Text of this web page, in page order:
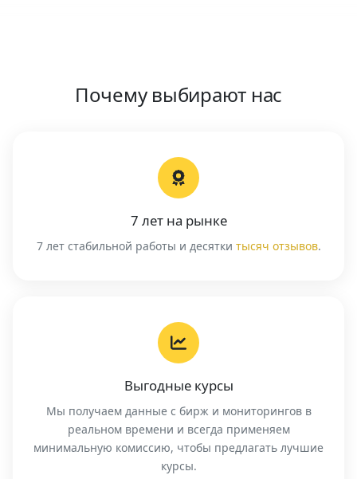
Почему выбирают нас
7 лет на рынке
7 лет стабильной работы и десятки тысяч отзывов.
Выгодные курсы
Мы получаем данные с бирж и мониторингов в
реальном времени и всегда применяем
минимальную комиссию, чтобы предлагать лучшие
курсы.